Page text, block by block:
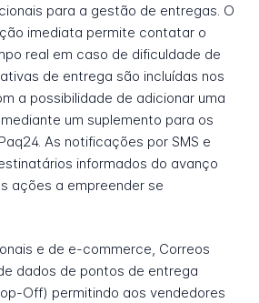
para a gestão de entregas. O
imediata permite contatar o
real em caso de dificuldade de
de entrega são incluídas nos
a possibilidade de adicionar uma
um suplemento para os
As notificações por SMS e
informados do avanço
ações a empreender se
e de e-commerce, Correos
dados de pontos de entrega
Off) permitindo aos vendedores